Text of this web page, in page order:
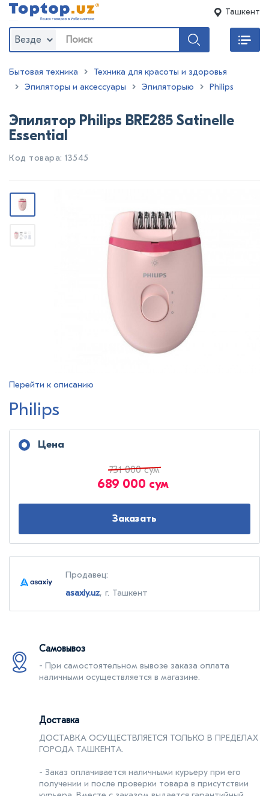
Ташкент
Везде
Бытовая техника
Техника для красоты и здоровья
Эпиляторы и аксессуары
Эпиляторыю Philips
Эпилятор Philips BRE285 Satinelle
Essential
Код товара: 13545
Перейти к описанию
Philips
Цена
689 000 сум
731 000 сум
Заказать
Продавец:
asaxiy.uz, г. Ташкент
Самовывоз
- При самостоятельном вывозе заказа оплата
наличными осуществляется в магазине.
Доставка
ДОСТАВКА ОСУЩЕСТВЛЯЕТСЯ ТОЛЬКО В ПРЕДЕЛАХ
ГОРОДА ТАШКЕНТA.
- Заказ оплачивается наличными курьеру при его
получении и после проверки товара в присутствии